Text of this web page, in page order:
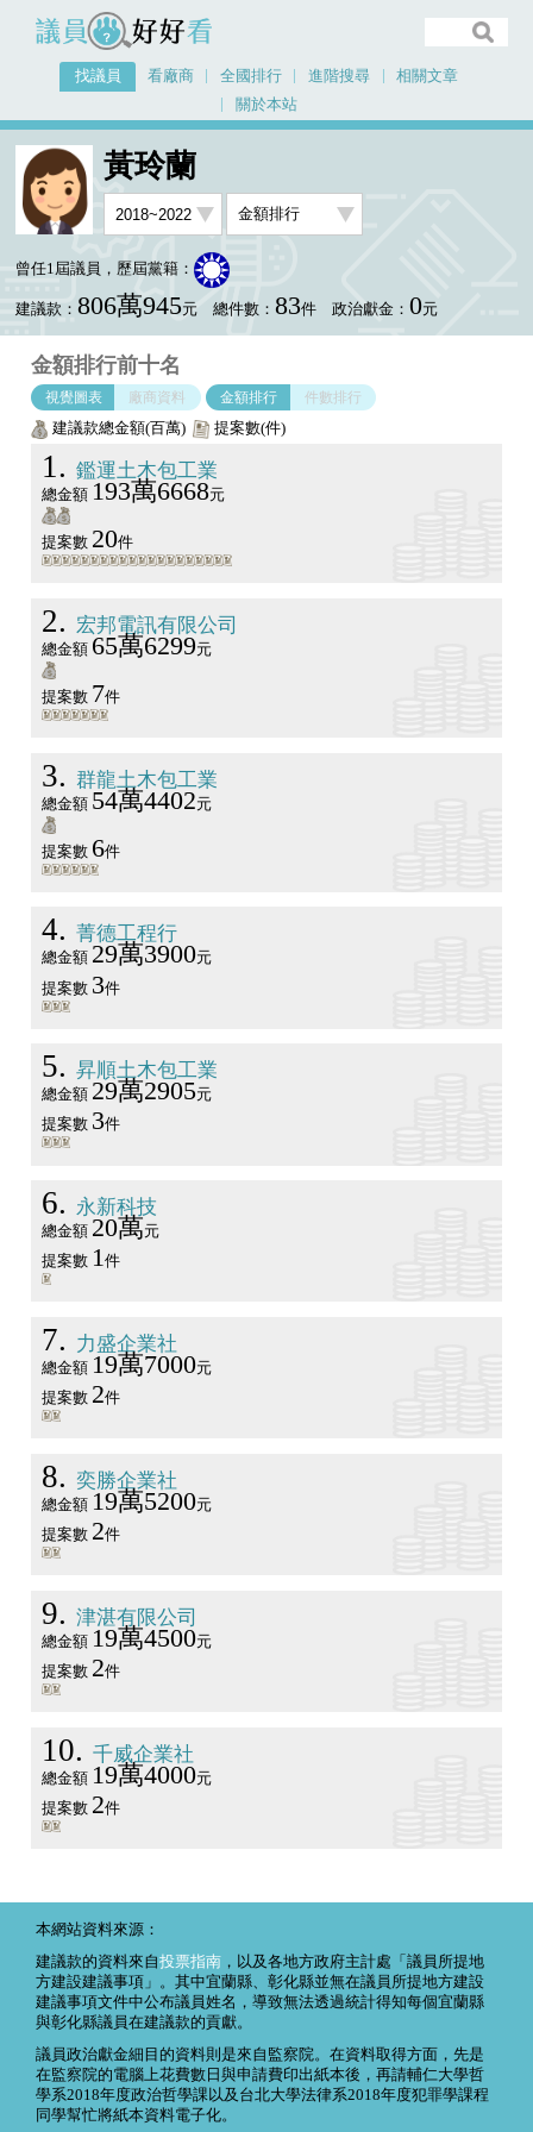
議員好好看
找議員 看廠商 全國排行 進階搜尋
相關文章
關於本站
首頁 找議員
黃玲蘭
曾任1屆議員，歷屆黨籍：
建議款： 806萬945元 總件數： 83件 政治獻金： 0元
金額排行前十名
視覺圖表 廠商資料 金額排行 件數排行
建議款總金額(百萬) 提案數(件)
1 鑑運土木包工業
總金額 193萬6668元
提案數 20件
2 宏邦電訊有限公司
總金額 65萬6299元
提案數 7件
3 群龍土木包工業
總金額 54萬4402元
提案數 6件
4 菁德工程行
總金額 29萬3900元
提案數 3件
5 昇順土木包工業
總金額 29萬2905元
提案數 3件
6 永新科技
總金額 20萬元
提案數 1件
7 力盛企業社
總金額 19萬7000元
提案數 2件
8 奕勝企業社
總金額 19萬5200元
提案數 2件
9 津湛有限公司
總金額 19萬4500元
提案數 2件
10 千威企業社
總金額 19萬4000元
提案數 2件
本網站資料來源：
建議款的資料來自投票指南 ，以及各地方政府主計處「議員所提地
方建設建議事項」。其中宜蘭縣、彰化縣並無在議員所提地方建設
建議事項文件中公布議員姓名，導致無法透過統計得知每個宜蘭縣
與彰化縣議員在建議款的貢獻。
議員政治獻金細目的資料則是來自監察院。在資料取得方面，先是
在監察院的電腦上花費數日與申請費印出紙本後，再請輔仁大學哲
學系2018年度政治哲學課以及台北大學法律系2018年度犯罪學課程
同學幫忙將紙本資料電子化。